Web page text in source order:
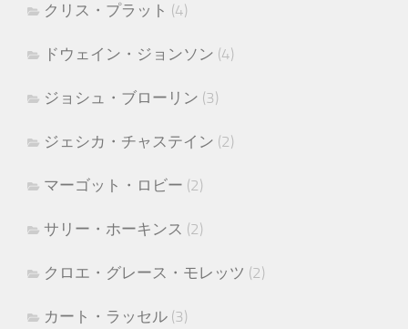
クリス・プラット (4)
ドウェイン・ジョンソン (4)
ジョシュ・ブローリン (3)
ジェシカ・チャステイン (2)
マーゴット・ロビー (2)
サリー・ホーキンス (2)
クロエ・グレース・モレッツ (2)
カート・ラッセル (3)